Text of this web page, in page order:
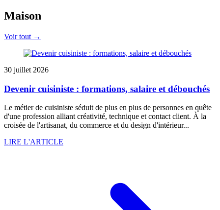
Maison
Voir tout →
30 juillet 2026
Devenir cuisiniste : formations, salaire et débouchés
Le métier de cuisiniste séduit de plus en plus de personnes en quête
d'une profession alliant créativité, technique et contact client. À la
croisée de l'artisanat, du commerce et du design d'intérieur...
LIRE L'ARTICLE